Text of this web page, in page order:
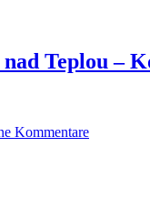
nad Teplou –
Kommentare